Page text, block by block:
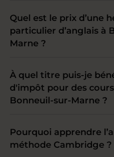
Quel est le prix d’une
particulier d’anglais à
Marne ?
À quel titre puis-je
d'impôt pour des cours
Bonneuil-sur-Marne ?
Pourquoi apprendre
méthode Cambridge ?